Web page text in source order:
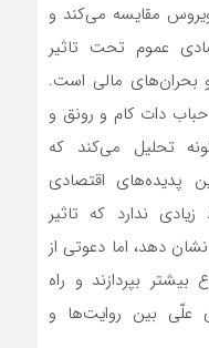
مقایسه می‌کند و
عموم تحت تاثیر
و بحران‌های مالی است.
حباب دات کام و رونق و
تحلیل می‌کند که
پدیده‌های اقتصادی
ندارد که تاثیر
دهد، اما دعوتی از
بپردازند و راه
علّی بین روایت‌ها و